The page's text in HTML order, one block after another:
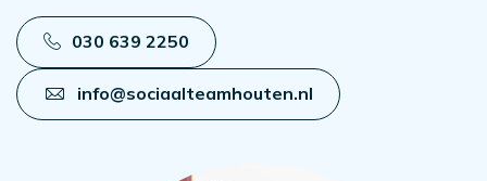
030 639 2250
info@sociaalteamhouten.nl